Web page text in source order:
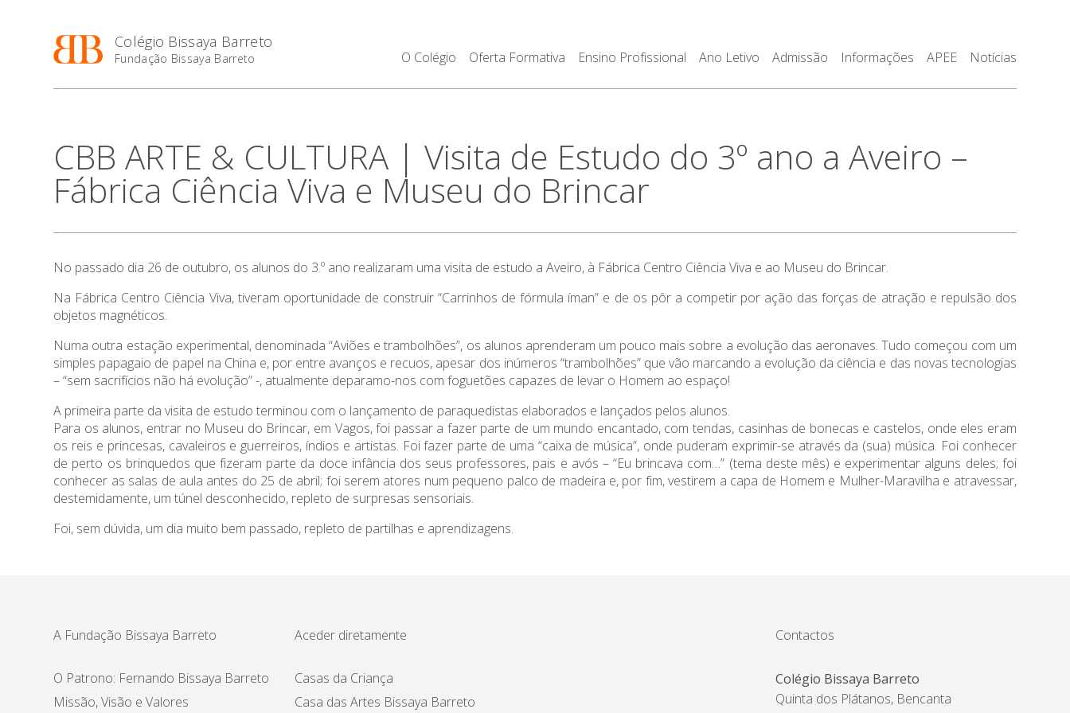
Colégio Bissaya Barreto
Fundação Bissaya Barreto O Colégio Oferta Formativa Ensino Profissional Ano Letivo Admissão Informações APEE Notícias
CBB ARTE & CULTURA | Visita de Estudo do 3º ano a Aveiro –
Fábrica Ciência Viva e Museu do Brincar
No passado dia 26 de outubro, os alunos do 3.º ano realizaram uma visita de estudo a Aveiro, à Fábrica Centro Ciência Viva e ao Museu do Brincar.
Na Fábrica Centro Ciência Viva, tiveram oportunidade de construir “Carrinhos de fórmula íman” e de os pôr a competir por ação das forças de atração e repulsão dos
objetos magnéticos.
Numa outra estação experimental, denominada “Aviões e trambolhões”, os alunos aprenderam um pouco mais sobre a evolução das aeronaves. Tudo começou com um
simples papagaio de papel na China e, por entre avanços e recuos, apesar dos inúmeros “trambolhões” que vão marcando a evolução da ciência e das novas tecnologias
– “sem sacrifícios não há evolução” -, atualmente deparamo-nos com foguetões capazes de levar o Homem ao espaço!
A primeira parte da visita de estudo terminou com o lançamento de paraquedistas elaborados e lançados pelos alunos.
Para os alunos, entrar no Museu do Brincar, em Vagos, foi passar a fazer parte de um mundo encantado, com tendas, casinhas de bonecas e castelos, onde eles eram
os reis e princesas, cavaleiros e guerreiros, índios e artistas. Foi fazer parte de uma “caixa de música”, onde puderam exprimir-se através da (sua) música. Foi conhecer
de perto os brinquedos que fizeram parte da doce infância dos seus professores, pais e avós – “Eu brincava com…” (tema deste mês) e experimentar alguns deles; foi
conhecer as salas de aula antes do 25 de abril; foi serem atores num pequeno palco de madeira e, por fim, vestirem a capa de Homem e Mulher-Maravilha e atravessar,
destemidamente, um túnel desconhecido, repleto de surpresas sensoriais.
Foi, sem dúvida, um dia muito bem passado, repleto de partilhas e aprendizagens.
A Fundação Bissaya Barreto
O Patrono: Fernando Bissaya Barreto
Missão, Visão e Valores
Aceder diretamente
Casas da Criança
Casa das Artes Bissaya Barreto
Contactos
Colégio Bissaya Barreto
Quinta dos Plátanos, Bencanta